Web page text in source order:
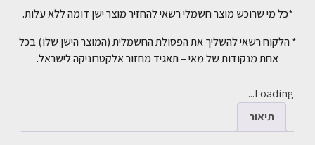
*כל מי שרוכש מוצר חשמלי רשאי להחזיר מוצר ישן דומה ללא עלות.
* הלקוח רשאי להשליך את הפסולת החשמלית (המוצר הישן שלו) בכל
אחת מנקודות של מאי – תאגיד מחזור אלקטרוניקה לישראל.
Loading...
תיאור